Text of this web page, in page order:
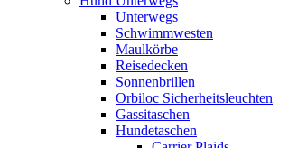
Unterwegs
Schwimmwesten
Maulkörbe
Reisedecken
Sonnenbrillen
Orbiloc Sicherheitsleuchten
Gassitaschen
Hundetaschen